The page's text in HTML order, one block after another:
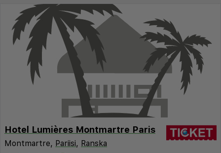
Hotel Lumières Montmartre Paris
Montmartre, Pariisi, Ranska